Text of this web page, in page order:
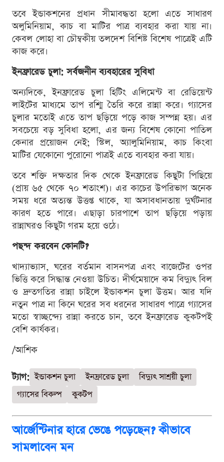
তবে ইন্ডাকশনের প্রধান সীমাবদ্ধতা হলো এতে সাধারণ
অলুমিনিয়াম, কাচ বা মাটির পাত্র ব্যবহার করা যায় না।
কেবল লোহা বা চৌম্বকীয় তলদেশ বিশিষ্ট বিশেষ পাত্রেই এটি
কাজ করে।
ইনফ্রারেড চুলা: সর্বজনীন ব্যবহারের সুবিধা
অন্যদিকে, ইনফ্রারেড চুলা হিটিং এলিমেন্ট বা রেডিয়েন্ট
লাইটের মাধ্যমে তাপ রশ্মি তৈরি করে রান্না করে। গ্যাসের
চুলার মতোই এতে তাপ ছড়িয়ে পড়ে কাজ সম্পন্ন হয়। এর
সবচেয়ে বড় সুবিধা হলো, এর জন্য বিশেষ কোনো পাতিল
কেনার প্রয়োজন নেই; স্টিল, অ্যালুমিনিয়াম, কাচ কিংবা
মাটির যেকোনো পুরোনো পাত্রই এতে ব্যবহার করা যায়।
তবে শক্তি দক্ষতার দিক থেকে ইনফ্রারেড কিছুটা পিছিয়ে
(প্রায় ৬৫ থেকে ৭০ শতাংশ)। এর কাচের উপরিভাগ অনেক
সময় ধরে অত্যন্ত উত্তপ্ত থাকে, যা অসাবধানতায় দুর্ঘটনার
কারণ হতে পারে। এছাড়া চারপাশে তাপ ছড়িয়ে পড়ায়
রান্নাঘরও কিছুটা গরম হয়ে ওঠে।
পছন্দ করবেন কোনটি?
খাদ্যাভ্যাস, ঘরের বর্তমান বাসনপত্র এবং বাজেটের ওপর
ভিত্তি করে সিদ্ধান্ত নেওয়া উচিত। দীর্ঘমেয়াদে কম বিদ্যুৎ বিল
ও দ্রুতগতির রান্না চাইলে ইন্ডাকশন চুলা উত্তম। আর যদি
নতুন পাত্র না কিনে ঘরের সব ধরনের সাধারণ পাত্রে গ্যাসের
মতো স্বাচ্ছন্দ্যে রান্না করতে চান, তবে ইনফ্রারেড কুকটপই
বেশি কার্যকর।
/আশিক
ট্যাগ: ইন্ডাকশন চুলা ইনফ্রারেড চুলা
বিদ্যুৎ সাশ্রয়ী চুলা
গ্যাসের বিকল্প
কুকটপ
আর্জেন্টিনার হারে ভেঙে পড়েছেন? কীভাবে
সামলাবেন মন